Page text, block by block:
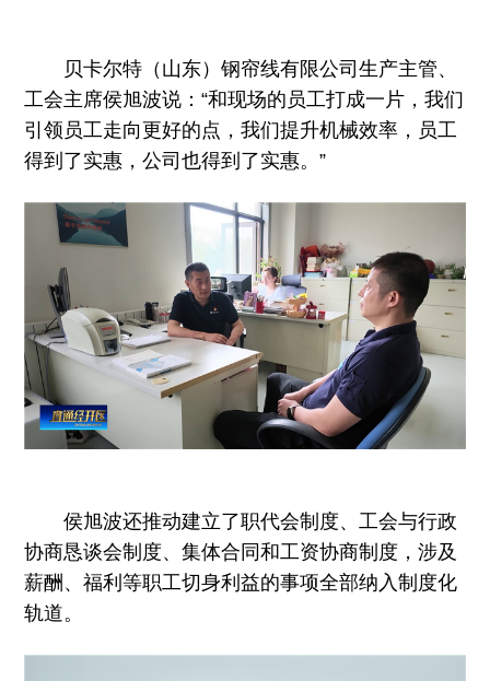
贝卡尔特（山东）钢帘线有限公司生产主管、
工会主席侯旭波说：“和现场的员工打成一片，我们
引领员工走向更好的点，我们提升机械效率，员工
得到了实惠，公司也得到了实惠。”
侯旭波还推动建立了职代会制度、工会与行政
协商恳谈会制度、集体合同和工资协商制度，涉及
薪酬、福利等职工切身利益的事项全部纳入制度化
轨道。